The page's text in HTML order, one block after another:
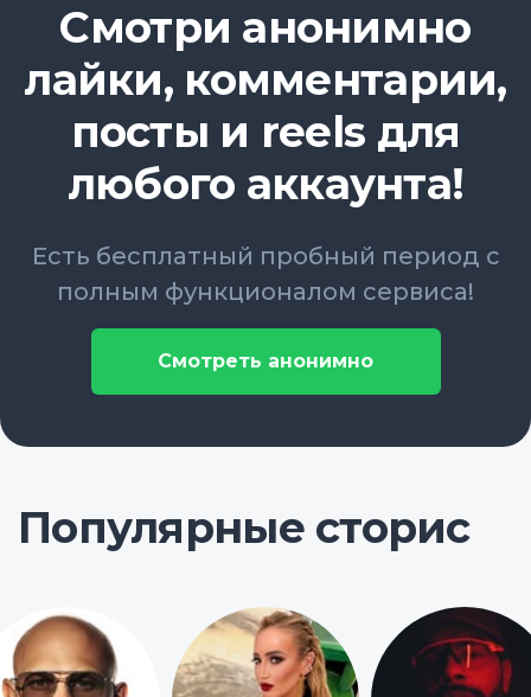
Смотри анонимно
лайки, комментарии,
посты и reels для
любого аккаунта!
Есть бесплатный пробный период с
полным функционалом сервиса!
Смотреть анонимно
Популярные сторис